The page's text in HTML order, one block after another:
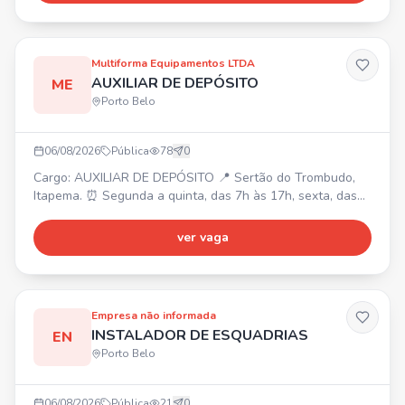
ME
Multiforma Equipamentos LTDA
AUXILIAR DE DEPÓSITO
Porto Belo
06/08/2026 Pública 78 0
Cargo: AUXILIAR DE DEPÓSITO 📍 Sertão do Trombudo,
Itapema. ⏰ Segunda a quinta, das 7h às 17h, sexta, das
de alimentação. 🎁 Plano Odontológico. Requisitos: Vaga
masculina, sem experiência. Contratação CLT.
ver vaga
EN
Empresa não informada
INSTALADOR DE ESQUADRIAS
Porto Belo